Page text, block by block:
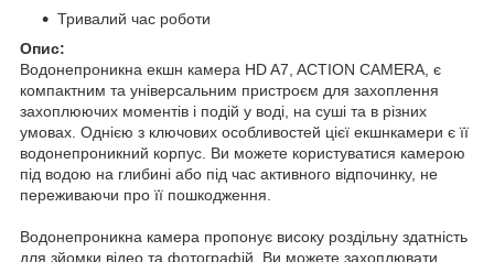
Тривалий час роботи
Опис:
Водонепроникна екшн камера HD A7, ACTION CAMERA, є
компактним та універсальним пристроєм для захоплення
захоплюючих моментів і подій у воді, на суші та в різних
умовах. Однією з ключових особливостей цієї екшнкамери є її
водонепроникний корпус. Ви можете користуватися камерою
під водою на глибині або під час активного відпочинку, не
переживаючи про її пошкодження.
Водонепроникна камера пропонує високу роздільну здатність
для зйомки відео та фотографій. Ви можете захоплювати